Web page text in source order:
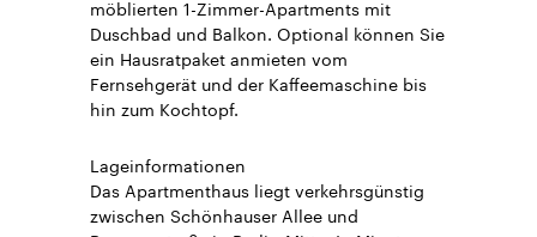
möblierten 1-Zimmer-Apartments mit
Duschbad und Balkon. Optional können Sie
ein Hausratpaket anmieten vom
Fernsehgerät und der Kaffeemaschine bis
hin zum Kochtopf.
Lageinformationen
Das Apartmenthaus liegt verkehrsgünstig
zwischen Schönhauser Allee und